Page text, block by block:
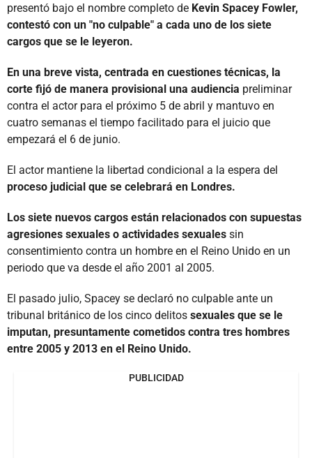
presentó bajo el nombre completo de Kevin Spacey Fowler,
contestó con un "no culpable" a cada uno de los siete
cargos que se le leyeron.
En una breve vista, centrada en cuestiones técnicas, la
corte fijó de manera provisional una audiencia preliminar
contra el actor para el próximo 5 de abril y mantuvo en
cuatro semanas el tiempo facilitado para el juicio que
empezará el 6 de junio.
El actor mantiene la libertad condicional a la espera del
proceso judicial que se celebrará en Londres.
Los siete nuevos cargos están relacionados con supuestas
agresiones sexuales o actividades sexuales sin
consentimiento contra un hombre en el Reino Unido en un
periodo que va desde el año 2001 al 2005.
El pasado julio, Spacey se declaró no culpable ante un
tribunal británico de los cinco delitos sexuales que se le
imputan, presuntamente cometidos contra tres hombres
entre 2005 y 2013 en el Reino Unido.
PUBLICIDAD